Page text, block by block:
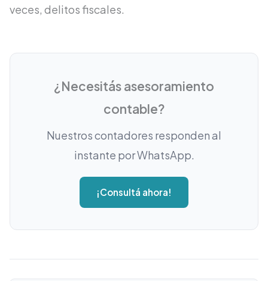
veces, delitos fiscales.
¿Necesitás asesoramiento
contable?
Nuestros contadores responden al
instante por WhatsApp.
¡Consultá ahora!